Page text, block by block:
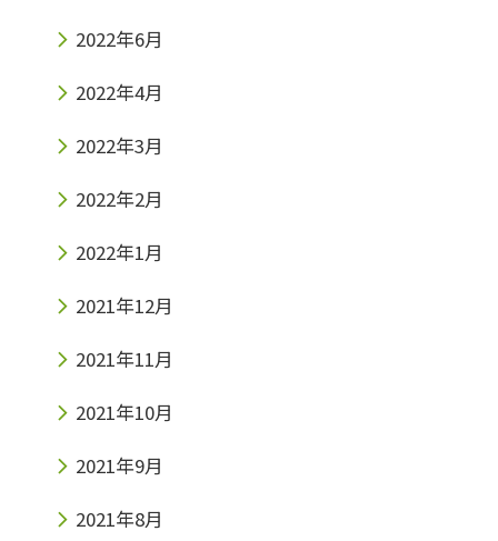
2022年6月
2022年4月
2022年3月
2022年2月
2022年1月
2021年12月
2021年11月
2021年10月
2021年9月
2021年8月